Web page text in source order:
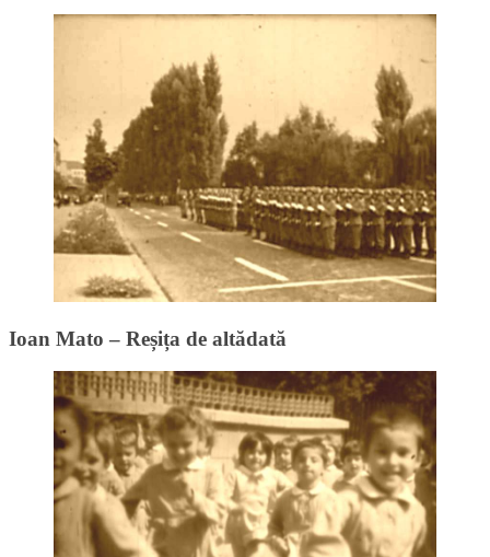
Ioan Mato – Reșița de altădată